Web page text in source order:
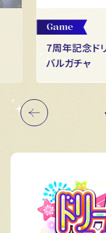
Game
7周年記念ド
バルガチャ